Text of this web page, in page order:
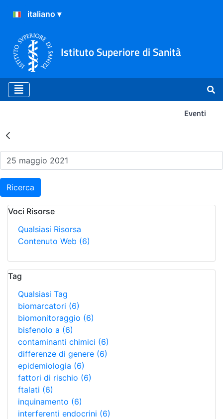
Istituto Superiore di Sanità
Eventi
Risultati della Ricerca -
Ricerca
Voci Risorse
Qualsiasi Risorsa
Contenuto Web (6)
Tag
Qualsiasi Tag
biomarcatori (6)
biomonitoraggio (6)
bisfenolo a (6)
contaminanti chimici (6)
differenze di genere (6)
epidemiologia (6)
fattori di rischio (6)
ftalati (6)
inquinamento (6)
interferenti endocrini (6)